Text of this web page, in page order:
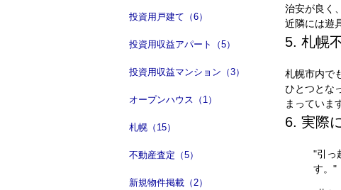
投資用戸建て（6）
投資用収益アパート（5）
投資用収益マンション（3）
オープンハウス（1）
札幌（15）
不動産査定（5）
新規物件掲載（2）
治安が良く
近隣には遊
5. 札幌
札幌市内で
ひとつとな
まっていま
6. 実際
"引っ
す。"